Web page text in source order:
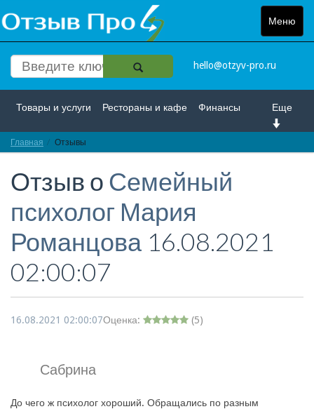
Меню
Toggle
hello@otzyv-pro.ru
Еще
Товары и услуги Рестораны и кафе Финансы
Красота и здоровье
Интернет Путешествие и отдых Транспорт
Недвижимость Работа Гос. учреждения
Личности Логистика Страхование
Главная Отзывы
Отзыв о Семейный
психолог Мария
Романцова 16.08.2021
02:00:07
16.08.2021 02:00:07Оценка: (5)
Сабрина
До чего ж психолог хороший. Обращались по разным